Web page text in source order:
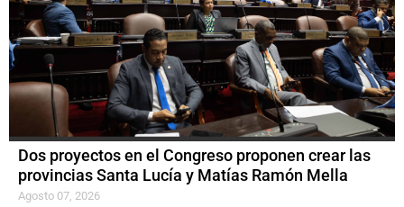
Dos proyectos en el Congreso proponen crear las
provincias Santa Lucía y Matías Ramón Mella
Agosto 07, 2026